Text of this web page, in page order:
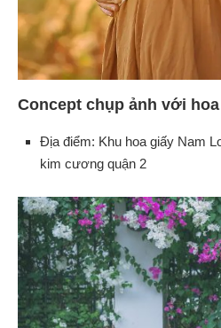
Concept chụp ảnh với
Địa điểm: Khu hoa giấy Nam
kim cương quận 2